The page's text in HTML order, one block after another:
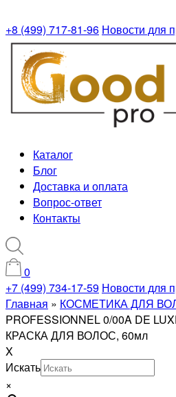
+8 (499) 717-81-96 Новости для
Каталог
Блог
Доставка и оплата
Вопрос-ответ
Контакты
0
+7 (499) 734-17-59 Новости для
Главная » КОСМЕТИКА ДЛЯ
PROFESSIONNEL 0/00A DE
КРАСКА ДЛЯ ВОЛОС, 60мл
X
Искать
×